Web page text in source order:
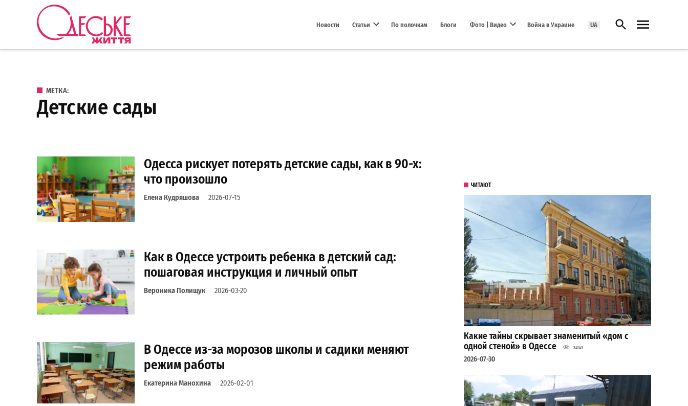
Перейти к содержанию
Новости Статьи По полочкам Блоги Фото | Видео Война в Украине UA Открыть поиск
МЕТКА:
детские сады
Одесса рискует потерять детские сады, как в 90-х:
что произошло
Елена Кудряшова 2026-07-15
Как в Одессе устроить ребенка в детский сад:
пошаговая инструкция и личный опыт
Вероника Полищук 2026-03-20
В Одессе из-за морозов школы и садики меняют
режим работы
Екатерина Манохина 2026-02-01
ЧИТАЮТ
Какие тайны скрывает знаменитый «дом с
одной стеной» в Одессе
34143
2026-07-30